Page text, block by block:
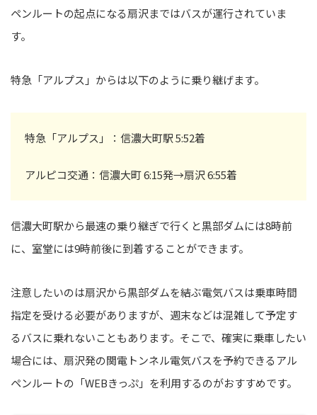
ペンルートの起点になる扇沢まではバスが運行されていま
す。
特急「アルプス」からは以下のように乗り継げます。
特急「アルプス」：信濃大町駅 5:52着
アルピコ交通：信濃大町 6:15発→扇沢 6:55着
信濃大町駅から最速の乗り継ぎで行くと黒部ダムには8時前
に、室堂には9時前後に到着することができます。
注意したいのは扇沢から黒部ダムを結ぶ電気バスは乗車時間
指定を受ける必要がありますが、週末などは混雑して予定す
るバスに乗れないこともあります。そこで、確実に乗車したい
場合には、扇沢発の関電トンネル電気バスを予約できるアル
ペンルートの「WEBきっぷ」を利用するのがおすすめです。